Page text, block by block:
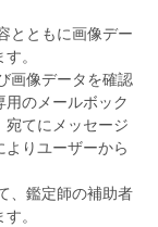
とともに画像デー
。
画像データを確認
のメールボック
宛てにメッセージ
よりユーザーから
、鑑定師の補助者
。